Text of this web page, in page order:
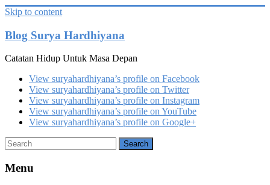
Skip to content
Blog Surya Hardhiyana
Catatan Hidup Untuk Masa Depan
View suryahardhiyana’s profile on Facebook
View suryahardhiyana’s profile on Twitter
View suryahardhiyana’s profile on Instagram
View suryahardhiyana’s profile on YouTube
View suryahardhiyana’s profile on Google+
Menu